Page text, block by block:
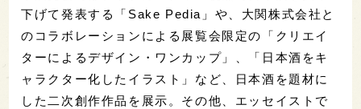
下げて発表する「Sake Pedia」や、大関株式会社と
のコラボレーションによる展覧会限定の「クリエイ
ターによるデザイン・ワンカップ」、「日本酒をキ
ャラクター化したイラスト」など、日本酒を題材に
した二次創作作品を展示。その他、エッセイストで